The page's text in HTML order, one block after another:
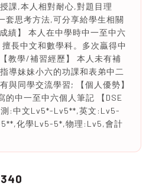
課,本人相對耐心,對題目理
套思考方法,可分享給學生相關
績】 本人在中學時中一至中六
長中文和數學科。多次贏得中
教學/補習經歷】 本人未有補
導妹妹小六的功課和表弟中二
與同學交流學習; 【個人優勢】
的中一至中六個人筆記 【DSE
:中文Lv5*-Lv5**,英文:Lv5-
化學Lv5-5*,物理:Lv5,會計